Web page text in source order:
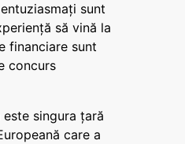
sunt
să vină la
financiare sunt
concurs
este singura țară
care a